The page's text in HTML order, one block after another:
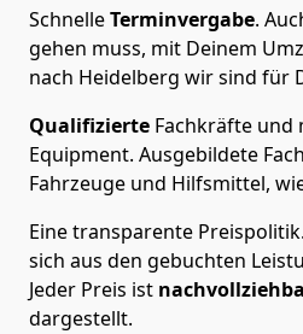
SchnelleTerminvergabe.
gehen muss, mit Deinem
nach Heidelberg wir sind für
Qualifizierte Fachkräfte und
Equipment. Ausgebildete
Fahrzeuge und Hilfsmittel,
Eine transparente Preispolitik.
sich aus den gebuchten
Jeder Preis ist
dargestellt.